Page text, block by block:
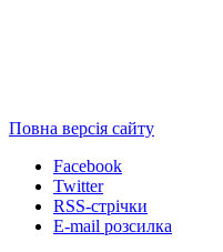
Повна версія сайту
Facebook
Twitter
RSS-стрічки
E-mail розсилка